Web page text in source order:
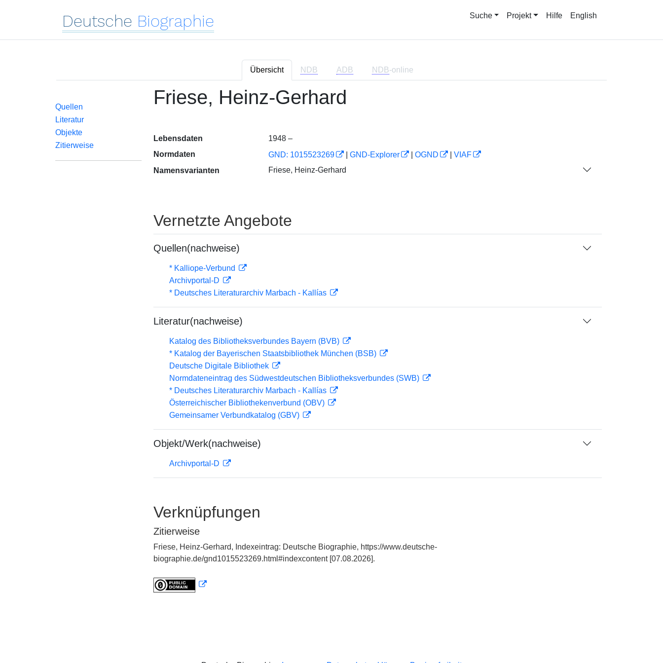
Deutsche Biographie Suche Projekt Hilfe English
Übersicht NDB ADB NDB-online
Quellen
Literatur
Objekte
Zitierweise
Friese, Heinz-Gerhard
Lebensdaten
1948 –
Normdaten
GND: 1015523269 GND-Explorer OGND
VIAF
Namensvarianten
Friese, Heinz-Gerhard
Vernetzte Angebote
Quellen(nachweise)
* Kalliope-Verbund
Archivportal-D
* Deutsches Literaturarchiv Marbach - Kallías
Literatur(nachweise)
Katalog des Bibliotheksverbundes Bayern (BVB)
* Katalog der Bayerischen Staatsbibliothek München (BSB)
Deutsche Digitale Bibliothek
Normdateneintrag des Südwestdeutschen Bibliotheksverbundes (SWB)
* Deutsches Literaturarchiv Marbach - Kallías
Österreichischer Bibliothekenverbund (OBV)
Gemeinsamer Verbundkatalog (GBV)
Objekt/Werk(nachweise)
Archivportal-D
Verknüpfungen
Zitierweise
Friese, Heinz-Gerhard, Indexeintrag: Deutsche Biographie, https://www.deutsche-
biographie.de/gnd1015523269.html#indexcontent [07.08.2026].